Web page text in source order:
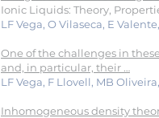
Ionic Liquids: Theory,
LF Vega, O Vilaseca, E
One of the challenges in
and, in particular, their …
LF Vega, F Llovell, MB
Inhomogeneous density